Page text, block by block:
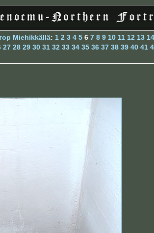
Miehikkällä: 1 2 3 4 5 6 7 8 9 10 11 12 13 14
27 28 29 30 31 32 33 34 35 36 37 38 39 40 41